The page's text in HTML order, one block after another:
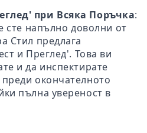
при Всяка Поръчка:
сте напълно доволни от
Стил предлага
и Преглед'. Това ви
и да инспектирате
окончателното
пълна увереност в